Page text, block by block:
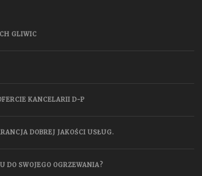
GLIWIC
KANCELARII D-P
DOBREJ JAKOŚCI USŁUG.
DO SWOJEGO OGRZEWANIA?